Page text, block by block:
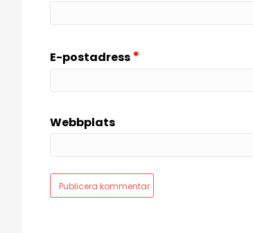
E-postadress*
Webbplats